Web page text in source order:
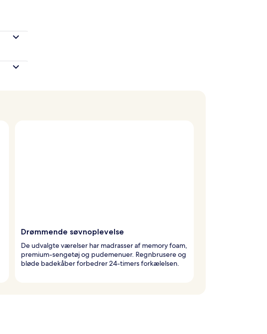
Drømmende søvnoplevelse
De udvalgte værelser har madrasser af memory foam,
premium-sengetøj og pudemenuer. Regnbrusere og
bløde badekåber forbedrer 24-timers forkælelsen.